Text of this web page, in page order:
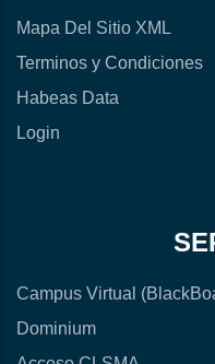
Mapa Del Sitio XML
Terminos y Condiciones
Habeas Data
Login
Campus Virtual
Dominium